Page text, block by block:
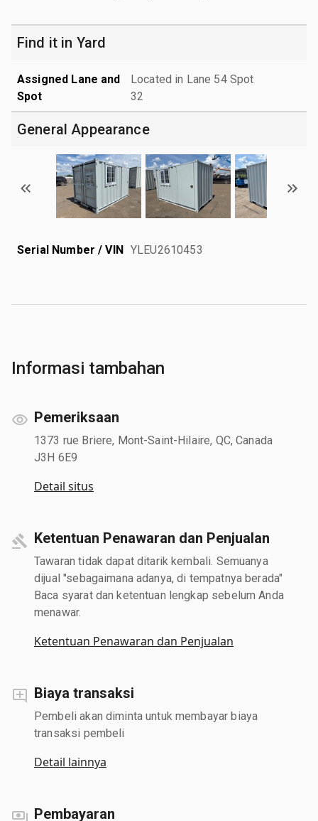
Find it in Yard
Assigned Lane and
Spot
Located in Lane 54 Spot
32
General Appearance
Serial Number / VIN YLEU2610453
Informasi tambahan
Pemeriksaan
1373 rue Briere, Mont-Saint-Hilaire, QC, Canada
J3H 6E9
Detail situs
Ketentuan Penawaran dan Penjualan
Tawaran tidak dapat ditarik kembali. Semuanya
dijual "sebagaimana adanya, di tempatnya berada"
Baca syarat dan ketentuan lengkap sebelum Anda
menawar.
Ketentuan Penawaran dan Penjualan
Biaya transaksi
Pembeli akan diminta untuk membayar biaya
transaksi pembeli
Detail lainnya
Pembayaran